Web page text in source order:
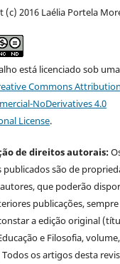
(c) 2016 Laélia Portela
está licenciado sob uma
Commons
NoDerivatives 4.0
License.
de direitos autorais:
publicados são de
que poderão
publicações, sempre
a edição original
e Filosofia,
Todos os artigos desta